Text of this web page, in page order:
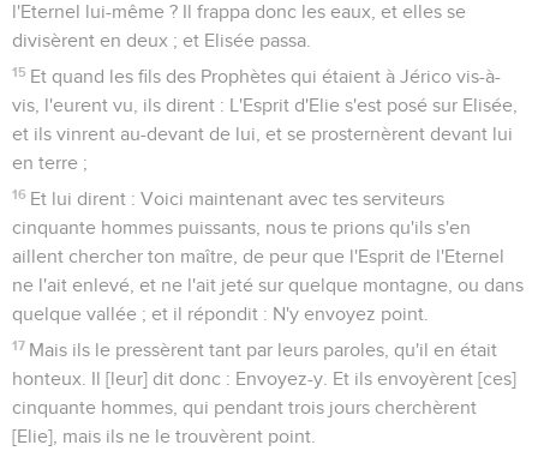
l'Eternel lui-même ? Il frappa donc les eaux, et elles se
divisèrent en deux ; et Elisée passa.
15 Et quand les fils des Prophètes qui étaient à Jérico vis-à-
vis, l'eurent vu, ils dirent : L'Esprit d'Elie s'est posé sur Elisée,
et ils vinrent au-devant de lui, et se prosternèrent devant lui
en terre ;
16 Et lui dirent : Voici maintenant avec tes serviteurs
cinquante hommes puissants, nous te prions qu'ils s'en
aillent chercher ton maître, de peur que l'Esprit de l'Eternel
ne l'ait enlevé, et ne l'ait jeté sur quelque montagne, ou dans
quelque vallée ; et il répondit : N'y envoyez point.
17 Mais ils le pressèrent tant par leurs paroles, qu'il en était
honteux. Il [leur] dit donc : Envoyez-y. Et ils envoyèrent [ces]
cinquante hommes, qui pendant trois jours cherchèrent
[Elie], mais ils ne le trouvèrent point.